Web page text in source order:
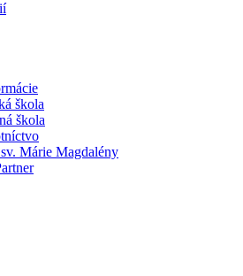
škola
škola
Márie Magdalény